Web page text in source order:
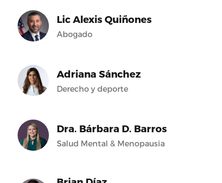
Lic Alexis Quiñones
Abogado
Adriana Sánchez
Derecho y deporte
Dra. Bárbara D. Barros
Salud Mental & Menopausia